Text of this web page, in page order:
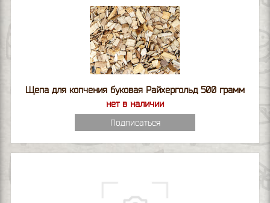
Щепа для копчения буковая Райхергольд 500 грамм
нет в наличии
Подписаться